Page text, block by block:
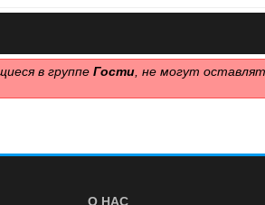
в группе Гости, не могут
О НАС